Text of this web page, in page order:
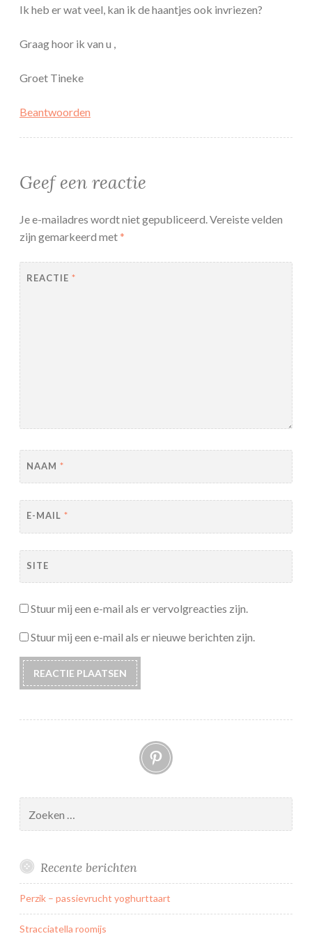
Ik heb er wat veel, kan ik de haantjes ook invriezen?
Graag hoor ik van u ,
Groet Tineke
Beantwoorden
Geef een reactie
Je e-mailadres wordt niet gepubliceerd.Vereiste velden
zijn gemarkeerd met*
REACTIE *
NAAM *
E-MAIL *
SITE
Stuur mij een e-mail als er vervolgreacties zijn.
Stuur mij een e-mail als er nieuwe berichten zijn.
Pinterest
naar:
Recente berichten
Perzik – passievrucht yoghurttaart
Stracciatella roomijs